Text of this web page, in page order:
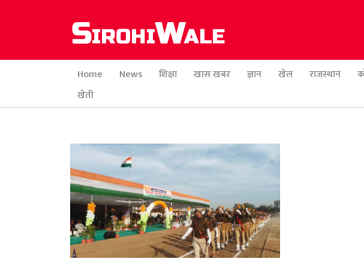
Home News शिक्षा खास खबर ज्ञान खेल राजस्थान
खेती